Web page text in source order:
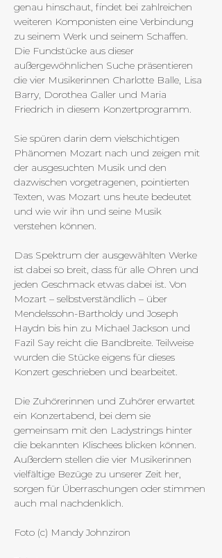
genau hinschaut, findet bei zahlreichen
weiteren Komponisten eine Verbindung
zu seinem Werk und seinem Schaffen.
Die Fundstücke aus dieser
außergewöhnlichen Suche präsentieren
die vier Musikerinnen Charlotte Balle, Lisa
Barry, Dorothea Galler und Maria
Friedrich in diesem Konzertprogramm.
Sie spüren darin dem vielschichtigen
Phänomen Mozart nach und zeigen mit
der ausgesuchten Musik und den
dazwischen vorgetragenen, pointierten
Texten, was Mozart uns heute bedeutet
und wie wir ihn und seine Musik
verstehen können.
Das Spektrum der ausgewählten Werke
ist dabei so breit, dass für alle Ohren und
jeden Geschmack etwas dabei ist. Von
Mozart – selbstverständlich – über
Mendelssohn-Bartholdy und Joseph
Haydn bis hin zu Michael Jackson und
Fazil Say reicht die Bandbreite. Teilweise
wurden die Stücke eigens für dieses
Konzert geschrieben und bearbeitet.
Die Zuhörerinnen und Zuhörer erwartet
ein Konzertabend, bei dem sie
gemeinsam mit den Ladystrings hinter
die bekannten Klischees blicken können.
Außerdem stellen die vier Musikerinnen
vielfältige Bezüge zu unserer Zeit her,
sorgen für Überraschungen oder stimmen
auch mal nachdenklich.
Foto (c) Mandy Johnziron